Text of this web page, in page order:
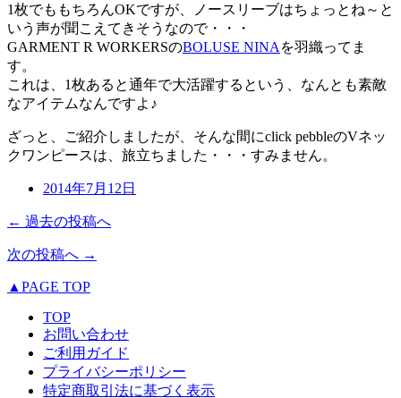
1枚でももちろんOKですが、ノースリーブはちょっとね～と
いう声が聞こえてきそうなので・・・
GARMENT R WORKERSのBOLUSE NINA を羽織ってま
す。
これは、1枚あると通年で大活躍するという、なんとも素敵
なアイテムなんですよ♪
ざっと、ご紹介しましたが、そんな間にclick pebbleのVネッ
クワンピースは、旅立ちました・・・すみません。
2014年7月12日
← 過去の投稿へ
次の投稿へ →
▲PAGE TOP
TOP
お問い合わせ
ご利用ガイド
プライバシーポリシー
特定商取引法に基づく表示